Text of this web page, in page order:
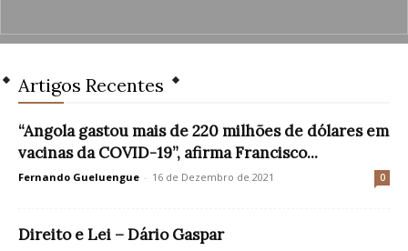
Artigos Recentes
“Angola gastou mais de 220 milhões de dólares em
vacinas da COVID-19”, afirma Francisco...
Fernando Gueluengue - 16 de Dezembro de 2021 0
Direito e Lei – Dário Gaspar